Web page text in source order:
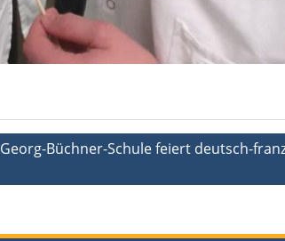
Georg-Büchner-Schule feiert deutsch-